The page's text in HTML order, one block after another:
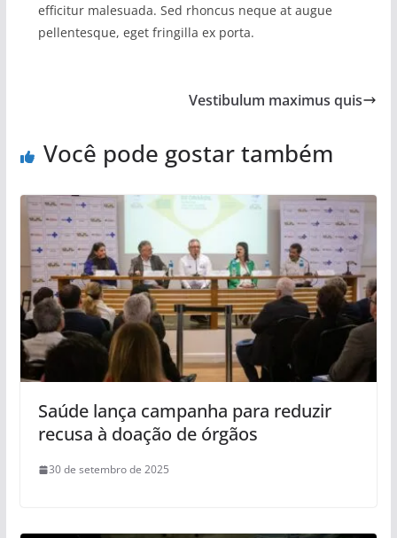
efficitur malesuada. Sed rhoncus neque at augue
pellentesque, eget fringilla ex porta.
Vestibulum maximus quis
Você pode gostar também
Saúde lança campanha para reduzir
recusa à doação de órgãos
30 de setembro de 2025